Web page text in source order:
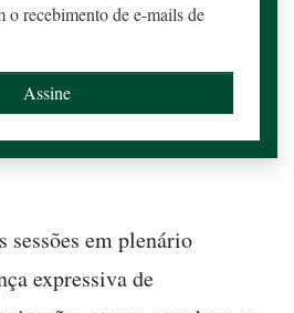
o recebimento de e-mails de
sessões em plenário
expressiva de